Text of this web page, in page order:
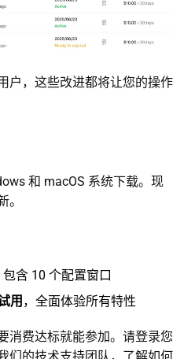
户，这些改进都将让您的操作
和 macOS 系统下载。现
包含 10 个配置窗口
用 ，全面体验所有特性
消费达标就能参加。请登录您
们的技术支持团队，了解如何